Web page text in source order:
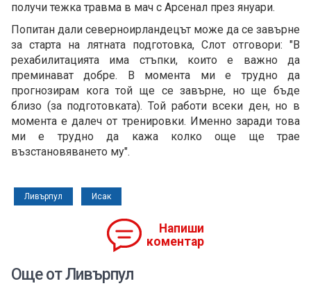
получи тежка травма в мач с Арсенал през януари.
Попитан дали северноирландецът може да се завърне
за старта на лятната подготовка, Слот отговори: "В
рехабилитацията има стъпки, които е важно да
преминават добре. В момента ми е трудно да
прогнозирам кога той ще се завърне, но ще бъде
близо (за подготовката). Той работи всеки ден, но в
момента е далеч от тренировки. Именно заради това
ми е трудно да кажа колко още ще трае
възстановяването му".
Ливърпул Исак
Напиши
коментар
Още от Ливърпул